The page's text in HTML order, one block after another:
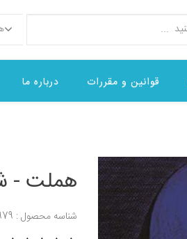
قوانین و مقررات درباره ما
هملت -
شناسه محصول : 100979